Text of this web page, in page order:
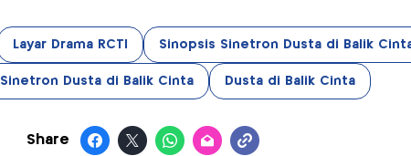
Layar Drama RCTI Sinopsis Sinetron Dusta di Balik
Sinetron Dusta di Balik Cinta Dusta di Balik Cinta
Share